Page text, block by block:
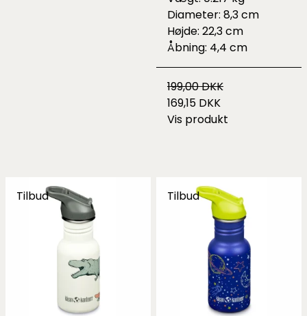
Diameter: 8,3 cm
Højde: 22,3 cm
Åbning: 4,4 cm
199,00 DKK
169,15 DKK
Vis produkt
Tilbud Tilbud